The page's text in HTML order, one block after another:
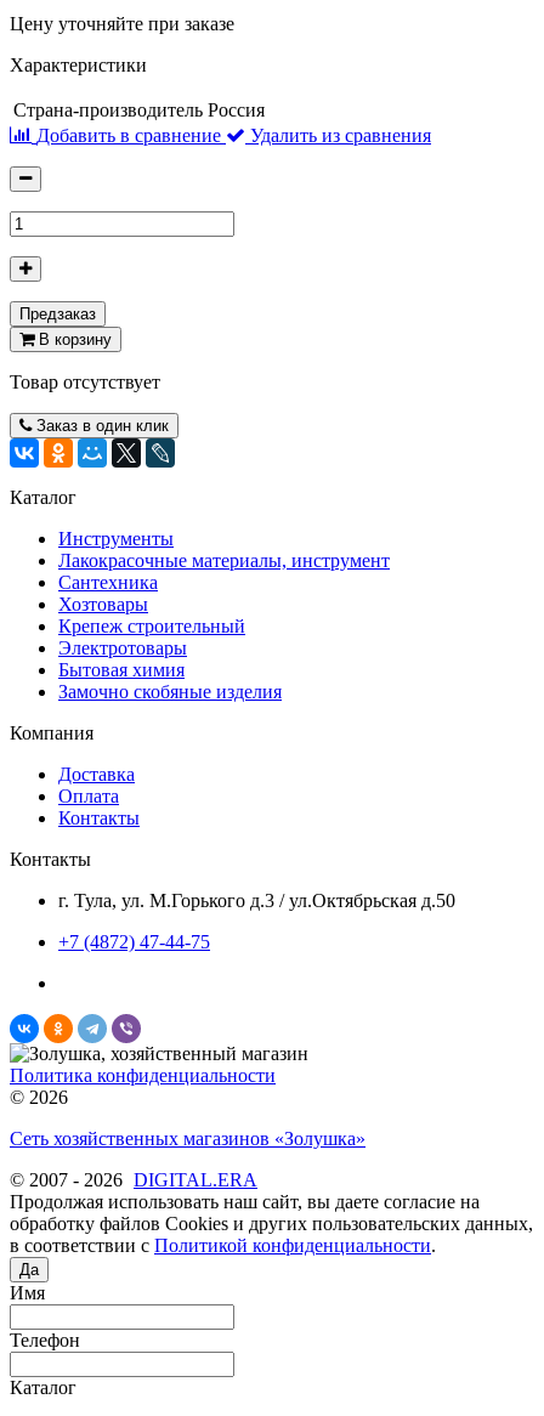
Цену уточняйте при заказе
Характеристики
Страна-производитель Россия
Добавить в сравнение
Удалить из сравнения
Предзаказ
В корзину
Товар отсутствует
Заказ в один клик
Каталог
Инструменты
Лакокрасочные материалы, инструмент
Сантехника
Хозтовары
Крепеж строительный
Электротовары
Бытовая химия
Замочно скобяные изделия
Компания
Доставка
Оплата
Контакты
Контакты
г. Тула, ул. М.Горького д.3 / ул.Октябрьская д.50
+7 (4872) 47-44-75
Политика конфиденциальности
© 2026
Сеть хозяйственных магазинов «Золушка»
© 2007 - 2026 DIGITAL.ERA
Продолжая использовать наш сайт, вы даете согласие на
обработку файлов Cookies и других пользовательских данных,
в соответствии с Политикой конфиденциальности.
Да
Имя
Телефон
Каталог